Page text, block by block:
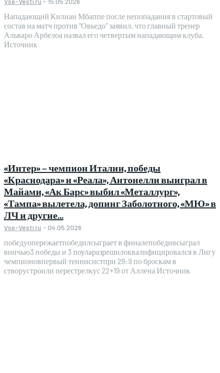
Нападающий Килиан Мбаппе после непопадания в стартовый
состав на матч против "Овьедо" заявил, что главный тренер
Альваро Арбелоа назвал его четвертым нападающим клуба.
Источник
«Интер» – чемпион Италии, победы
«Краснодара» и «Реала», Антонелли выиграл в
Майами, «Ак Барс» выбил «Металлург»,
«Тампа» вылетела, допинг Заболотного, «МЮ» в
ЛЧ и другие...
Vse-Vesti.ru - 04.05.2026
победуопережаетпобедилсыграет в финалепобедивсыграл
вничью3 победы и 3 поуларазрешилоквалифицировался в Лигу
чемпионовпервый теннисистпри 29:9 по броскам в
створустроили перестрелкус 22+19 от Аллена Источник